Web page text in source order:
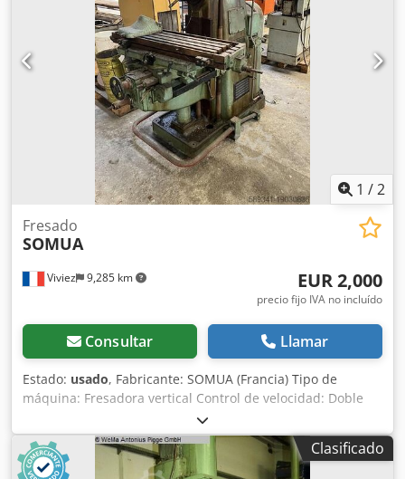
1 /2
Viviez 9,285 km
Fresado
SOMUA
EUR 2,000
precio fijo IVA no incluído
Consultar Llamar
Estado: usado, Fabricante: SOMUA (Francia) Tipo de
máquina: Fresadora vertical Control de velocidad: Doble
palanca mecánica (A y B) Velocidades disponibles: Cjdjwf E
Hyjpfx Ai Aorf - De 40 a 2000 rpm
Clasificado